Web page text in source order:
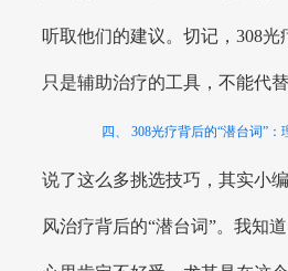
听取他们的建议。切记，308
只是辅助治疗的工具，不能代
四、 308光疗背后的“潜台词”
说了这么多挑选技巧，其实小
风治疗背后的“潜台词”。我知